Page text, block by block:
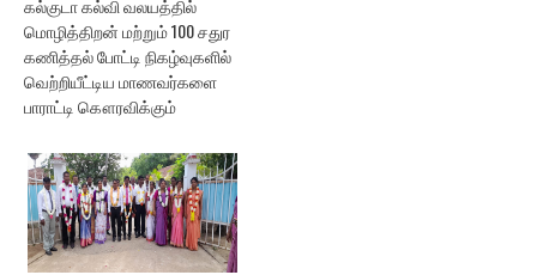
கல்குடா கல்வி வலயத்தில்
மொழித்திறன் மற்றும் 100 சதுர
கணித்தல் போட்டி நிகழ்வுகளில்
வெற்றியீட்டிய மாணவர்களை
பாராட்டி கௌரவிக்கும்